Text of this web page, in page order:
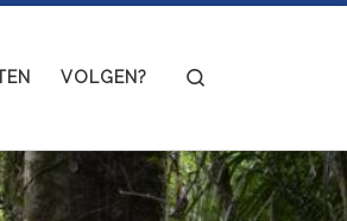
VOLGEN?